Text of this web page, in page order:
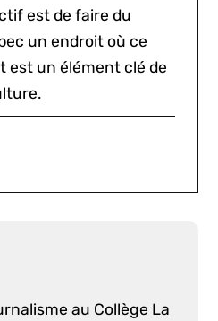
est de faire du
un endroit où ce
est un élément clé de
au Collège La